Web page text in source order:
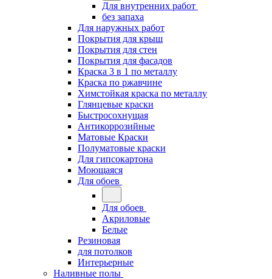
Для внутренних работ
без запаха
Для наружных работ
Покрытия для крыш
Покрытия для стен
Покрытия для фасадов
Краска 3 в 1 по металлу
Краска по ржавчине
Химстойкая краска по металлу
Глянцевые краски
Быстросохнущая
Антикоррозийные
Матовые Краски
Полуматовые краски
Для гипсокартона
Моющаяся
Для обоев
Для обоев
Акриловые
Белые
Резиновая
для потолков
Интерьерные
Наливные полы